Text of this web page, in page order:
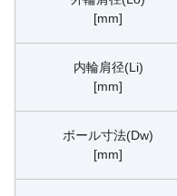
[mm]
内輪肩径(Li)
[mm]
ボール寸法(Dw)
[mm]